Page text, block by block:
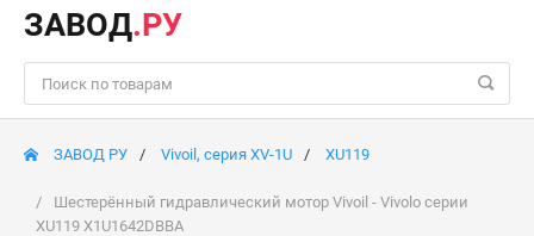
ЗАВОД.РУ
ЗАВОД РУ Vivoil, серия XV-1U XU119
Шестерённый гидравлический мотор Vivoil - Vivolo серии
XU119 X1U1642DBBA